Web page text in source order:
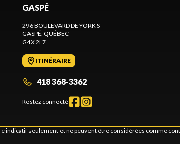
GASPÉ
296 BOULEVARD DE YORK S
GASPÉ , QUÉBEC
G4X 2L7
ITINÉRAIRE
418 368-3362
Restez connecté
indicatif seulement et ne peuvent être considérées comme